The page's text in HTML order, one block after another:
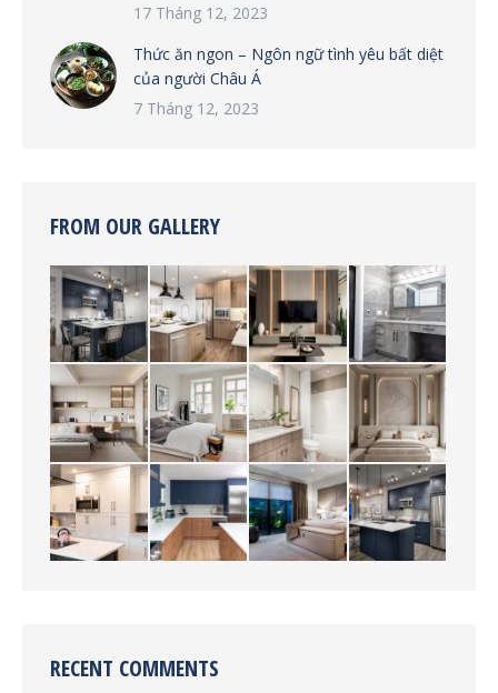
17 Tháng 12, 2023
Thức ăn ngon – Ngôn ngữ tình yêu bất diệt
của người Châu Á
7 Tháng 12, 2023
FROM OUR GALLERY
RECENT COMMENTS